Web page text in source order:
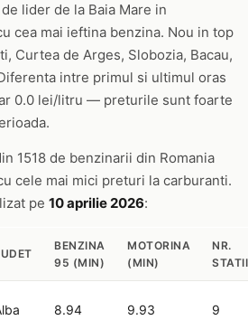
lider de la Baia Mare in
cea mai ieftina benzina. Nou in top
Curtea de Arges, Slobozia, Bacau,
intre primul si ultimul oras
0.0 lei/litru — preturile sunt foarte
1518 de benzinarii din Romania
cele mai mici preturi la carburanti.
pe 10 aprilie 2026:
BENZINA
95 (MIN)
MOTORINA
(MIN)
NR.
STATII
8.94 9.93 9